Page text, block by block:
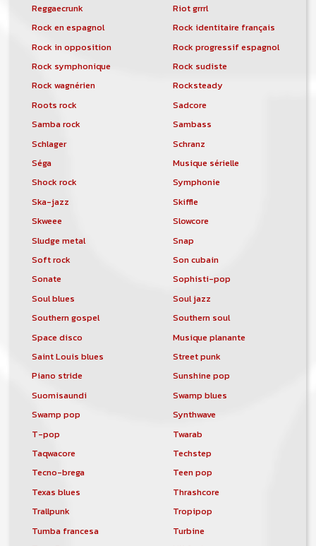
Reggaecrunk
Riot grrrl
Rock en espagnol
Rock identitaire français
Rock in opposition
Rock progressif espagnol
Rock symphonique
Rock sudiste
Rock wagnérien
Rocksteady
Roots rock
Sadcore
Samba rock
Sambass
Schlager
Schranz
Séga
Musique sérielle
Shock rock
Symphonie
Ska-jazz
Skiffle
Skweee
Slowcore
Sludge metal
Snap
Soft rock
Son cubain
Sonate
Sophisti-pop
Soul blues
Soul jazz
Southern gospel
Southern soul
Space disco
Musique planante
Saint Louis blues
Street punk
Piano stride
Sunshine pop
Suomisaundi
Swamp blues
Swamp pop
Synthwave
T-pop
Twarab
Taqwacore
Techstep
Tecno-brega
Teen pop
Texas blues
Thrashcore
Trallpunk
Tropipop
Tumba francesa
Turbine